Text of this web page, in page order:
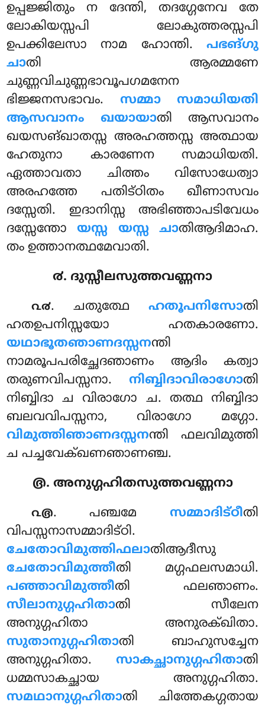
ഉപ്പജ്ജിതും ന ദേന്തി, തദഗ്ഗേനേവ തേ
ലോകിയസ്സപി ലോകുത്തരസ്സപി
ഉപക്കിലേസാ നാമ ഹോന്തി. പഭങ്ഗു
ചാതി ആരമ്മണേ
ചുണ്ണവിചുണ്ണഭാവൂപഗമനേന
ഭിജ്ജനസഭാവം. സമ്മാ
സമാധിയതി
ആസവാനം ഖയായാതി ആസവാനം
ഖയസങ്ഖാതസ്സ അരഹത്തസ്സ അത്ഥായ
ഹേതുനാ കാരണേന സമാധിയതി.
ഏത്താവതാ ചിത്തം വിസോധേത്വാ
അരഹത്തേ പതിട്ഠിതം ഖീണാസവം
ദസ്സേതി. ഇദാനിസ്സ അഭിഞ്ഞാപടിവേധം
ദസ്സേന്തോയസ്സ യസ്സ ചാതിആദിമാഹ.
തം ഉത്താനത്ഥമേവാതി.
൪. ദുസ്സീലസുത്തവണ്ണനാ
൨൪. ചതുത്ഥേ ഹതൂപനിസോതി
ഹതഉപനിസ്സയോ ഹതകാരണോ.
യഥാഭൂതഞാണദസ്സനന്തി
നാമരൂപപരിച്ഛേദഞാണം ആദിം കത്വാ
തരുണവിപസ്സനാ. നിബ്ബിദാവിരാഗോതി
നിബ്ബിദാ ച വിരാഗോ ച. തത്ഥ നിബ്ബിദാ
ബലവവിപസ്സനാ, വിരാഗോ മഗ്ഗോ.
വിമുത്തിഞാണദസ്സനന്തി ഫലവിമുത്തി
ച പച്ചവേക്ഖണഞാണഞ്ച.
൫. അനുഗ്ഗഹിതസുത്തവണ്ണനാ
൨൫. പഞ്ചമേ സമ്മാദിട്ഠീതി
വിപസ്സനാസമ്മാദിട്ഠി.
ചേതോവിമുത്തിഫലാതിആദീസു
ചേതോവിമുത്തീതി മഗ്ഗഫലസമാധി.
പഞ്ഞാവിമുത്തീതി ഫലഞാണം.
സീലാനുഗ്ഗഹിതാതി സീലേന
അനുഗ്ഗഹിതാ അനുരക്ഖിതാ.
സുതാനുഗ്ഗഹിതാതി ബാഹുസച്ചേന
അനുഗ്ഗഹിതാ. സാകച്ഛാനുഗ്ഗഹിതാതി
ധമ്മസാകച്ഛായ അനുഗ്ഗഹിതാ.
സമഥാനുഗ്ഗഹിതാതി ചിത്തേകഗ്ഗതായ